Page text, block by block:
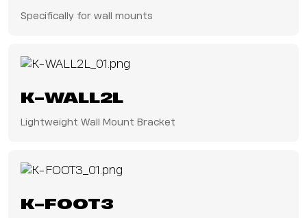
Specifically for wall mounts
K-WALL2L
Lightweight Wall Mount Bracket
K-FOOT3